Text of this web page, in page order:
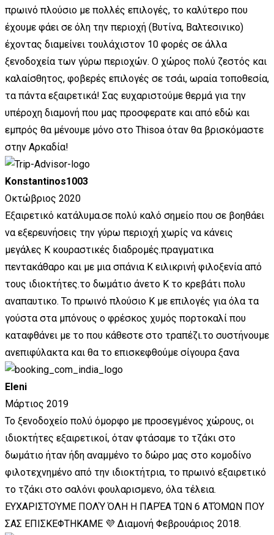
πρωινό πλούσιο με πολλές επιλογές, το καλύτερο που
έχουμε φάει σε όλη την περιοχή (Βυτίνα, Βαλτεσινικο)
έχοντας διαμείνει τουλάχιστον 10 φορές σε άλλα
ξενοδοχεία των γύρω περιοχών. Ο χώρος πολύ ζεστός και
καλαίσθητος, φοβερές επιλογές σε τσάι, ωραία τοποθεσία,
τα πάντα εξαιρετικά! Σας ευχαριστούμε θερμά για την
υπέροχη διαμονή που μας προσφερατε και από εδώ και
εμπρός θα μένουμε μόνο στο Thisoa όταν θα βρισκόμαστε
στην Αρκαδία!
Konstantinos1003
Οκτώβριος 2020
Εξαιρετικό κατάλυμα.σε πολύ καλό σημείο που σε βοηθάει
να εξερευνήσεις την γύρω περιοχή χωρίς να κάνεις
μεγάλες Κ κουραστικές διαδρομές.πραγματικα
πεντακάθαρο και με μια σπάνια Κ ειλικρινή φιλοξενία από
τους ιδιοκτήτες.το δωμάτιο άνετο Κ το κρεβάτι πολυ
αναπαυτικο. Το πρωινό πλούσιο Κ με επιλογές για όλα τα
γούστα στα μπόνους ο φρέσκος χυμός πορτοκαλί που
καταφθάνει με το που κάθεστε στο τραπέζι.το συστήνουμε
ανεπιφύλακτα και θα το επισκεφθούμε σίγουρα ξανα
Eleni
Μάρτιος 2019
Το ξενοδοχείο πολύ όμορφο με προσεγμένος χώρους, οι
ιδιοκτήτες εξαιρετικοί, όταν φτάσαμε το τζάκι στο
δωμάτιο ήταν ήδη αναμμένο το δώρο μας στο κομοδίνο
φιλοτεχνημένο από την ιδιοκτήτρια, το πρωινό εξαιρετικό
το τζάκι στο σαλόνι φουλαρισμενο, όλα τέλεια.
ΕΥΧΑΡΙΣΤΟΎΜΕ ΠΟΛΎ ΌΛΗ Η ΠΑΡΈΑ ΤΩΝ 6 ΑΤΌΜΩΝ ΠΟΥ
ΣΑΣ ΕΠΙΣΚΕΦΤΗΚΑΜΕ 💜 Διαμονή Φεβρουάριος 2018.